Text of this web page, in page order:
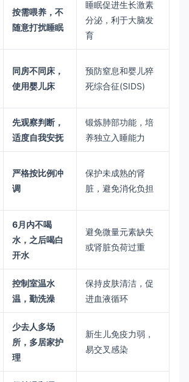
按需喂养，不
随意打扰睡眠
睡眠促进生长激素
分泌，利于大脑发
育
同房不同床，
使用婴儿床
预防窒息和婴儿猝
死综合征(SIDS)
先观察判断，
适度自我安抚
锻炼肺部功能，培
养独立入睡能力
严格按比例冲
调
保护未成熟的肾
脏，避免消化负担
6月内不喝
水，之后喝白
开水
避免微量元素缺失
或肾脏负荷过重
控制室温水
温，勤洗澡
保持皮肤清洁，促
进血液循环
少去人多场
所，多居家护
理
新生儿免疫力弱，
易交叉感染